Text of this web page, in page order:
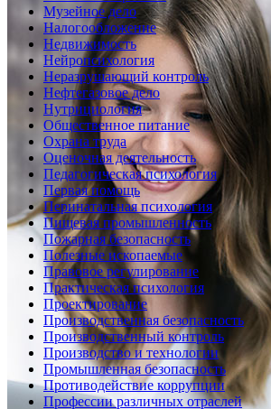
Музейное дело
Налогообложение
Недвижимость
Нейропсихология
Неразрушающий контроль
Нефтегазовое дело
Нутрициология
Общественное питание
Охрана труда
Оценочная деятельность
Педагогическая психология
Первая помощь
Перинатальная психология
Пищевая промышленность
Пожарная безопасность
Полезные ископаемые
Правовое регулирование
Практическая психология
Проектирование
Производственная безопасность
Производственный контроль
Производство и технологии
Промышленная безопасность
Противодействие коррупции
Профессии различных отраслей